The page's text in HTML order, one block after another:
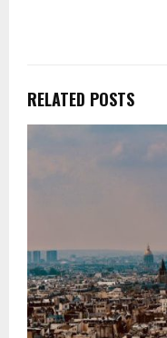
RELATED POSTS